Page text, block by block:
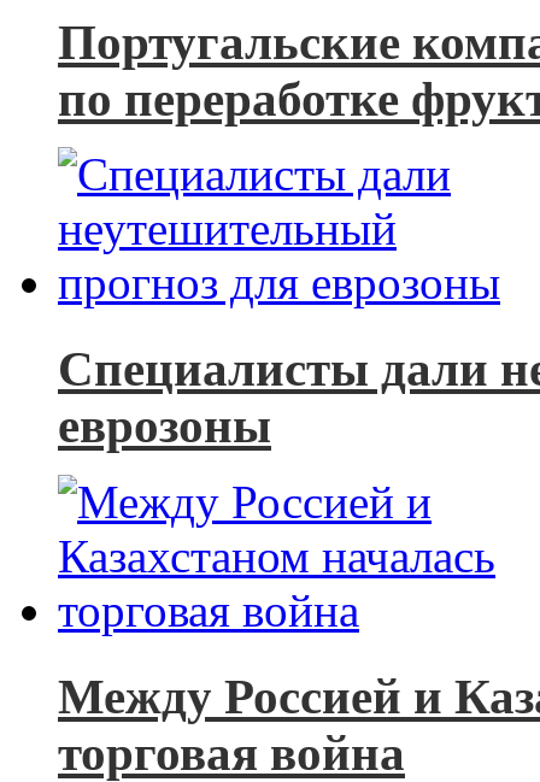
Португальские
по переработке
Специалисты дали
еврозоны
Между Россией и
торговая война